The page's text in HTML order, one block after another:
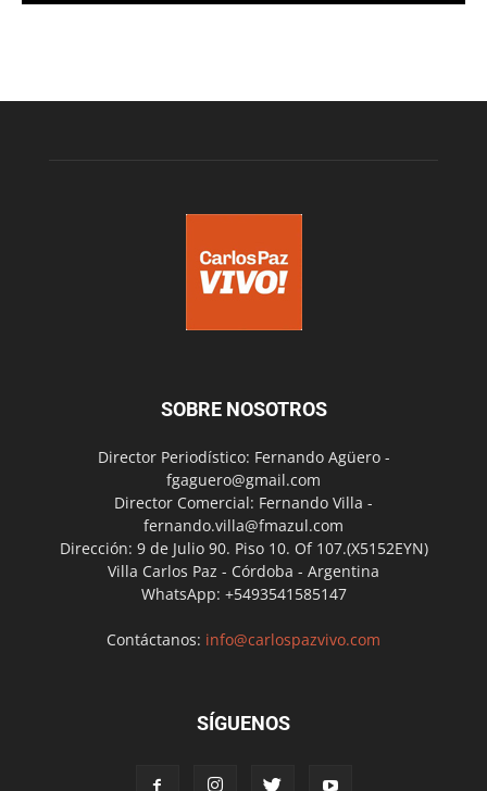
SOBRE NOSOTROS
Director Periodístico: Fernando Agüero -
fgaguero@gmail.com
Director Comercial: Fernando Villa -
fernando.villa@fmazul.com
Dirección: 9 de Julio 90. Piso 10. Of 107.(X5152EYN)
Villa Carlos Paz - Córdoba - Argentina
WhatsApp: +5493541585147
Contáctanos: info@carlospazvivo.com
SÍGUENOS